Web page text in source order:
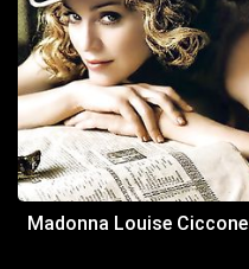
Madonna Louise Ciccone